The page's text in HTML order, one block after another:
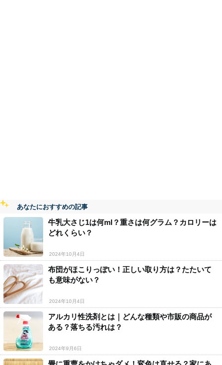
あなたにおすすめの記事
牛乳大さじ1は何ml？重さは何グラム？カロリーは
どれくらい？
2024年10月4日
布団がほこりっぽい！正しい取り方は？たたいて
も意味がない？
2024年10月4日
アルカリ性洗剤とは｜どんな種類や市販の商品が
ある？落ちる汚れは？
2024年9月6日